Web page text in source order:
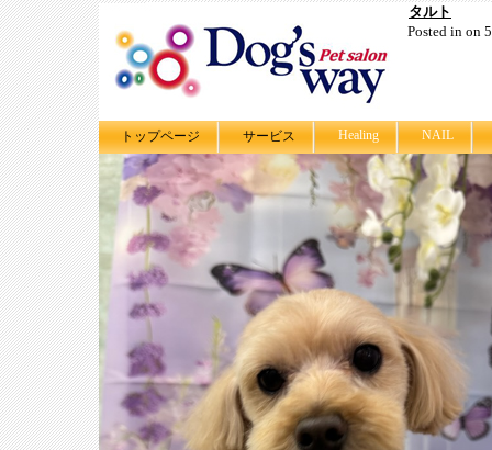
トップページ サービス Healing NAIL
タルト
Posted in on